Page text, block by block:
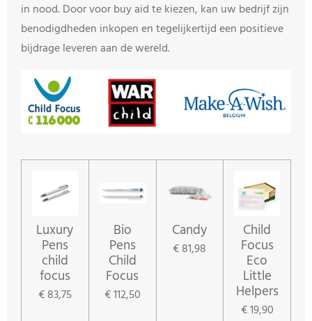
in nood. Door voor buy aid te kiezen, kan uw bedrijf zijn
benodigdheden inkopen en tegelijkertijd een positieve
bijdrage leveren aan de wereld.
Luxury
Pens
child
focus
€ 83,75
Bio
Pens
Child
Focus
€ 112,50
Candy
€ 81,98
Child
Focus
Eco
Little
Helpers
€ 19,90